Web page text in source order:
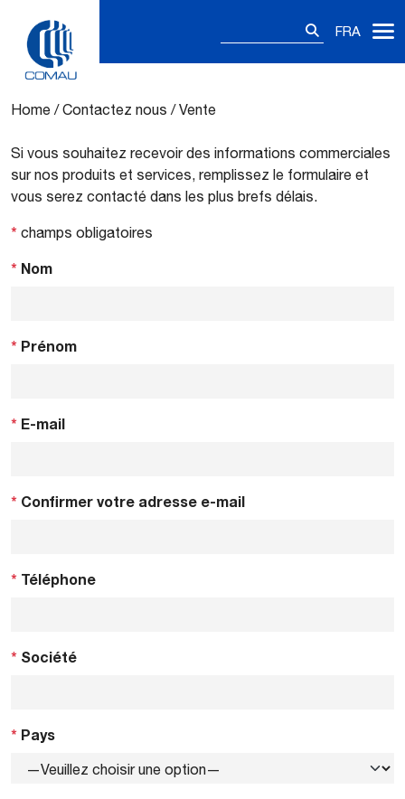
FRA
Vente
Home /Contactez nous /Vente
Si vous souhaitez recevoir des informations commerciales
sur nos produits et services, remplissez le formulaire et
vous serez contacté dans les plus brefs délais.
* champs obligatoires
* Nom
* Prénom
* E-mail
* Confirmer votre adresse e-mail
* Téléphone
* Société
* Pays